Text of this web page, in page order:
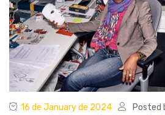
16 de January de 2024 Posted